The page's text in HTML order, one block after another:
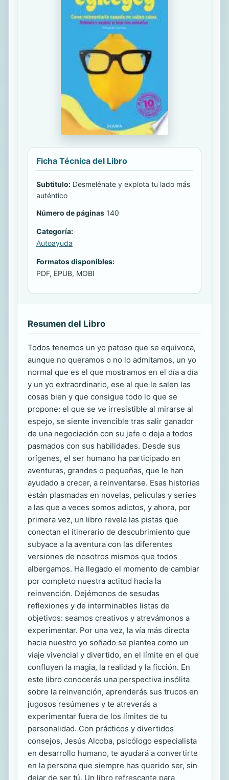
Ficha Técnica del Libro
Subtitulo: Desmelénate y explota tu lado más
auténtico
Número de páginas 140
Categoría:
Autoayuda
Formatos disponibles:
PDF, EPUB, MOBI
Resumen del Libro
Todos tenemos un yo patoso que se equivoca,
aunque no queramos o no lo admitamos, un yo
normal que es el que mostramos en el día a día
y un yo extraordinario, ese al que le salen las
cosas bien y que consigue todo lo que se
propone: el que se ve irresistible al mirarse al
espejo, se siente invencible tras salir ganador
de una negociación con su jefe o deja a todos
pasmados con sus habilidades. Desde sus
orígenes, el ser humano ha participado en
aventuras, grandes o pequeñas, que le han
ayudado a crecer, a reinventarse. Esas historias
están plasmadas en novelas, películas y series
a las que a veces somos adictos, y ahora, por
primera vez, un libro revela las pistas que
conectan el itinerario de descubrimiento que
subyace a la aventura con las diferentes
versiones de nosotros mismos que todos
albergamos. Ha llegado el momento de cambiar
por completo nuestra actitud hacia la
reinvención. Dejémonos de sesudas
reflexiones y de interminables listas de
objetivos: seamos creativos y atrevámonos a
experimentar. Por una vez, la vía más directa
hacia nuestro yo soñado se plantea como un
viaje vivencial y divertido, en el límite en el que
confluyen la magia, la realidad y la ficción. En
este libro conocerás una perspectiva insólita
sobre la reinvención, aprenderás sus trucos en
jugosos resúmenes y te atreverás a
experimentar fuera de los límites de tu
personalidad. Con prácticos y divertidos
consejos, Jesús Alcoba, psicólogo especialista
en desarrollo humano, te ayudará a convertirte
en la persona que siempre has querido ser, sin
dejar de ser tú. Un libro refrescante para